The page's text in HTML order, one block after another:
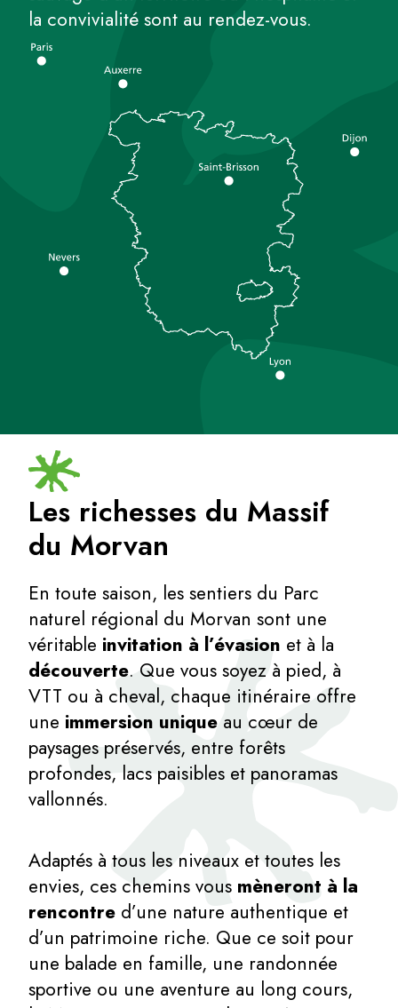
la convivialité sont au rendez-vous.
Les richesses du Massif
du Morvan
En toute saison, les sentiers du Parc
naturel régional du Morvan sont une
véritable invitation à l’évasion et à la
découverte. Que vous soyez à pied, à
VTT ou à cheval, chaque itinéraire offre
une immersion unique au cœur de
paysages préservés, entre forêts
profondes, lacs paisibles et panoramas
vallonnés.
Adaptés à tous les niveaux et toutes les
envies, ces chemins vous mèneront à la
rencontre d’une nature authentique et
d’un patrimoine riche. Que ce soit pour
une balade en famille, une randonnée
sportive ou une aventure au long cours,